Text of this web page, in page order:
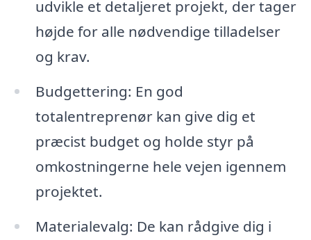
udvikle et detaljeret projekt, der tager
højde for alle nødvendige tilladelser
og krav.
Budgettering: En god
totalentreprenør kan give dig et
præcist budget og holde styr på
omkostningerne hele vejen igennem
projektet.
Materialevalg: De kan rådgive dig i